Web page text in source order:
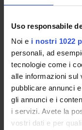
Uso responsabile
Noi e i nostri 1022
personali, ad
tecnologie come i
alle informazioni sul
pubblicare annunci
gli annunci e i
i servizi. Avete la
vostri dati e per
ORARIO LEZIONI
Vai all'orario delle
Presentazione
Come iscriversi
Insegnamenti
Calendario didattico